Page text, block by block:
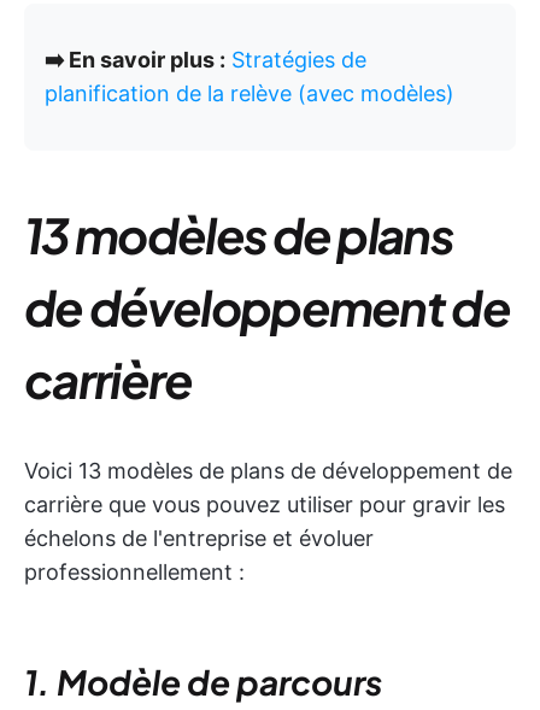
➡️ En savoir plus : Stratégies de
planification de la relève (avec modèles)
13 modèles de plans
de développement de
carrière
Voici 13 modèles de plans de développement de
carrière que vous pouvez utiliser pour gravir les
échelons de l'entreprise et évoluer
professionnellement :
1. Modèle de parcours